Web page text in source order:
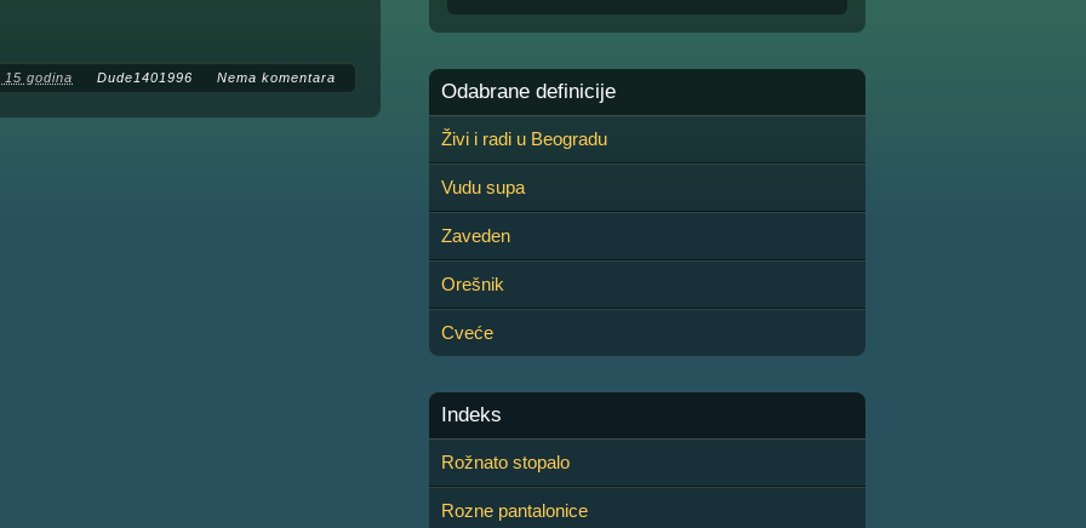
15 godina Dude1401996 Nema komentara
Odabrane definicije
Živi i radi u Beogradu
Vudu supa
Zaveden
Orešnik
Cveće
Indeks
Rožnato stopalo
Rozne pantalonice